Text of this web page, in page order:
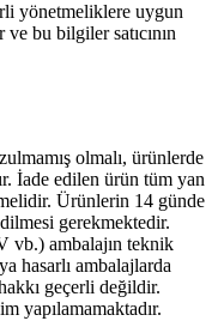
yönetmeliklere uygun
ve bu bilgiler satıcının
olmalı, ürünlerde
İade edilen ürün tüm yan
Ürünlerin 14 günde
gerekmektedir.
vb.) ambalajın teknik
hasarlı ambalajlarda
geçerli değildir.
yapılamamaktadır.